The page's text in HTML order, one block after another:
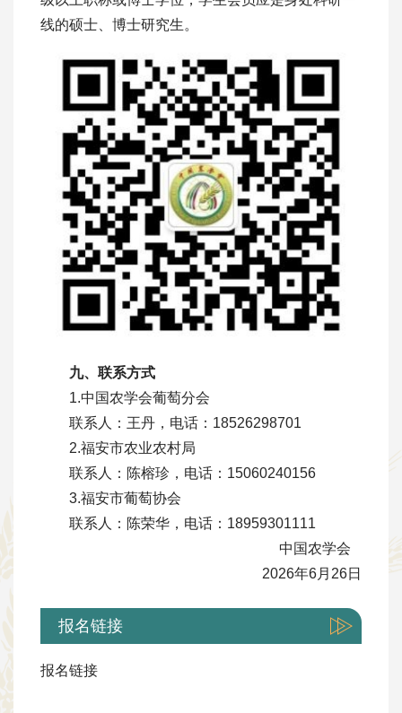
线的硕士、博士研究生。
九、联系方式
1.中国农学会葡萄分会
联系人：王丹，电话：18526298701
2.福安市农业农村局
联系人：陈榕珍，电话：15060240156
3.福安市葡萄协会
联系人：陈荣华，电话：18959301111
中国农学会
2026年6月26日
报名链接
报名链接